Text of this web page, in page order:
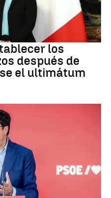
los
después de
el ultimátum